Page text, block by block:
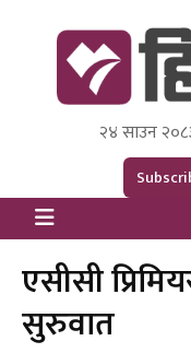
Himal Press
Dot NewsyNepal
२४ साउन
एसीसी
सुरुवात